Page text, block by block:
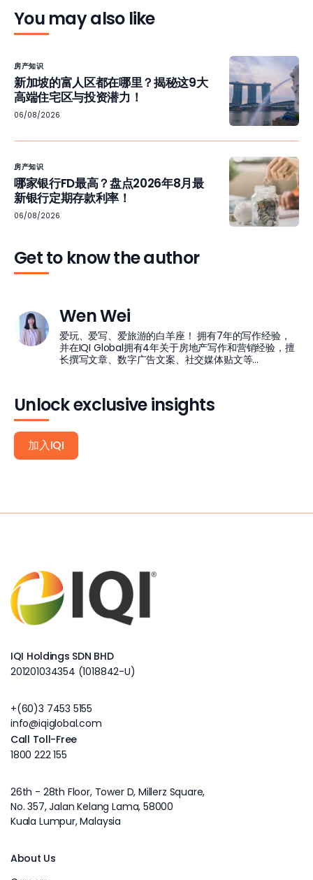
You may also like
房产知识
新加坡的富人区都在哪里？揭秘这9大
高端住宅区与投资潜力！
06/08/2026
房产知识
哪家银行FD最高？盘点2026年8月最
新银行定期存款利率！
06/08/2026
Get to know the author
Wen Wei
爱玩、爱写、爱旅游的白羊座！ 拥有7年的写作经验，
并在IQI Global拥有4年关于房地产写作和营销经验，擅
长撰写文章、数字广告文案、社交媒体贴文等...
Unlock exclusive insights
加入IQI
IQI Holdings SDN BHD
201201034354 (1018842-U)
+(60)3 7453 5155
info@iqiglobal.com
Call Toll-Free
1800 222 155
26th - 28th Floor, Tower D, Millerz Square,
No. 357, Jalan Kelang Lama, 58000
Kuala Lumpur, Malaysia
About Us